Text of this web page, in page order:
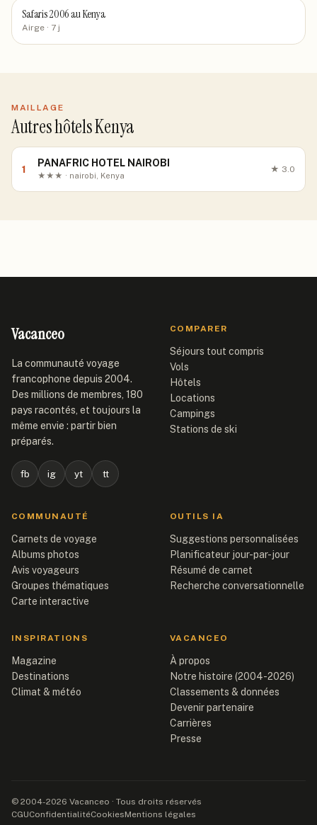
Safaris 2006 au Kenya
Airge · 7 j
MAILLAGE
Autres hôtels Kenya
1
PANAFRIC HOTEL NAIROBI
★★★ · nairobi, Kenya
★ 3.0
Vacanceo
La communauté voyage
francophone depuis 2004.
Des millions de membres, 180
pays racontés, et toujours la
même envie : partir bien
préparés.
fb ig yt tt
COMPARER
Séjours tout compris
Vols
Hôtels
Locations
Campings
Stations de ski
COMMUNAUTÉ
Carnets de voyage
Albums photos
Avis voyageurs
Groupes thématiques
Carte interactive
OUTILS IA
Suggestions personnalisées
Planificateur jour-par-jour
Résumé de carnet
Recherche conversationnelle
INSPIRATIONS
Magazine
Destinations
Climat & météo
VACANCEO
À propos
Notre histoire (2004-2026)
Classements & données
Devenir partenaire
Carrières
Presse
© 2004-2026 Vacanceo · Tous droits réservés
CGUConfidentialitéCookiesMentions légales